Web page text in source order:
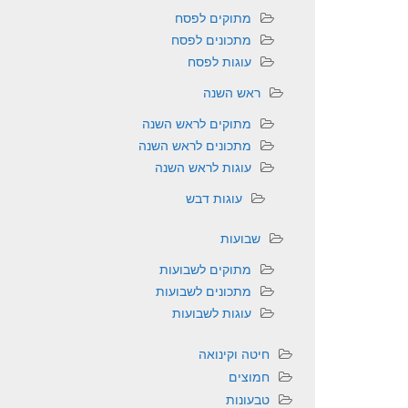
מתוקים לפסח
מתכונים לפסח
עוגות לפסח
ראש השנה
מתוקים לראש השנה
מתכונים לראש השנה
עוגות לראש השנה
עוגות דבש
שבועות
מתוקים לשבועות
מתכונים לשבועות
עוגות לשבועות
חיטה וקינואה
חמוצים
טבעונות